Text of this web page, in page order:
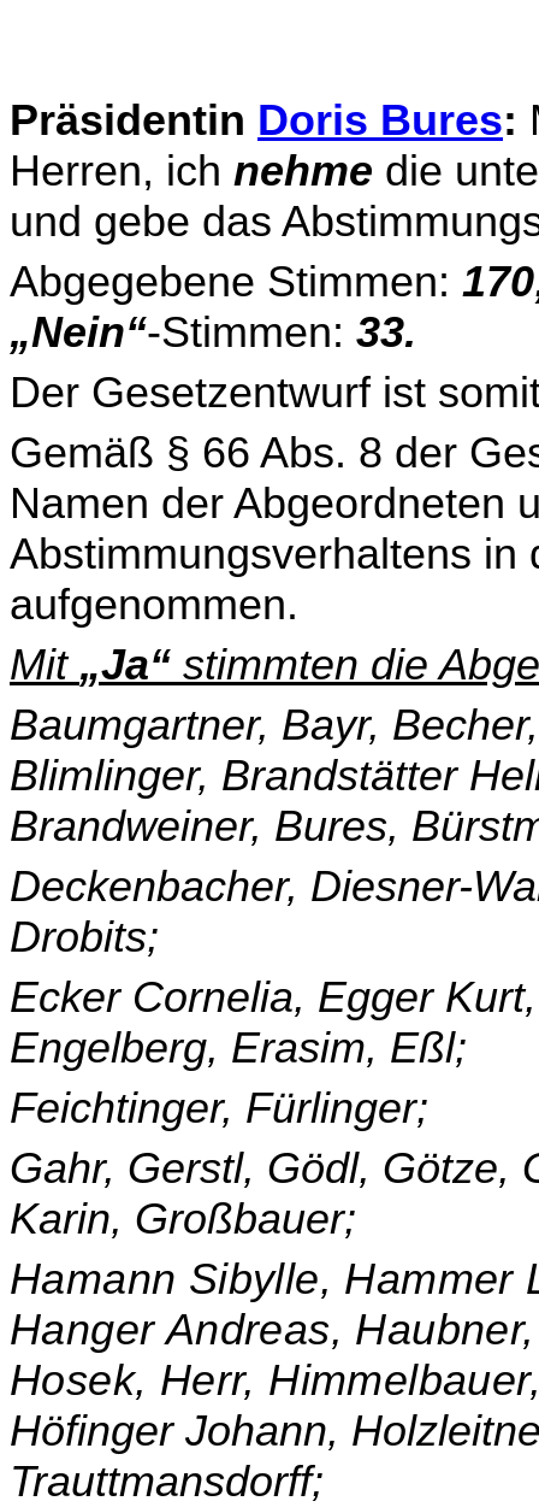
Präsidentin Doris Bures:
Herren, ich nehme die
und gebe das
Abgegebene Stimmen:
„Nein“-Stimmen: 33.
Der Gesetzentwurf ist
Gemäß § 66 Abs. 8 der
Namen der Abgeordneten
Abstimmungsverhaltens in
aufgenommen.
Mit „Ja“ stimmten die
Baumgartner, Bayr,
Blimlinger, Brandstätter
Brandweiner, Bures,
Deckenbacher, Diesner-
Drobits;
Ecker Cornelia, Egger
Engelberg, Erasim, Eßl;
Feichtinger, Fürlinger;
Gahr, Gerstl, Gödl, Götze,
Karin, Großbauer;
Hamann Sibylle, Hammer
Hanger Andreas,
Hosek, Herr,
Höfinger Johann,
Trauttmansdorff;